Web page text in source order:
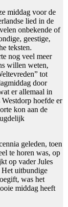
middag voor de
lied in de
onbekende of
geestige,
teksten.
nog veel meer
willen weten,
tot
door
er allemaal in
hoefde er
kon aan de
geleden, toen
te horen was, op
op vader Jules
Het uitbundige
was het
middag heeft